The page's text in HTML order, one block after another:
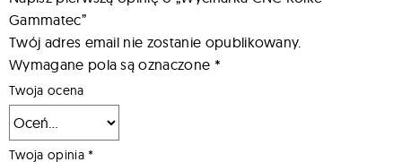
Gammatec”
Twój adres email nie zostanie opublikowany.
Wymagane pola są oznaczone *
Twoja ocena
Twoja opinia*